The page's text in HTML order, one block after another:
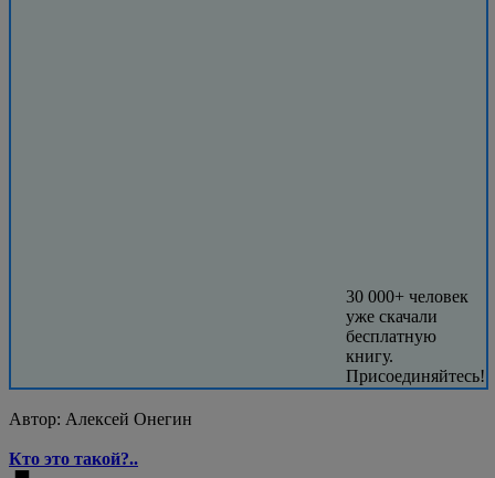
30 000+ человек
уже скачали
бесплатную
книгу.
Присоединяйтесь!
Автор: Алексей Онегин
Кто это такой?..